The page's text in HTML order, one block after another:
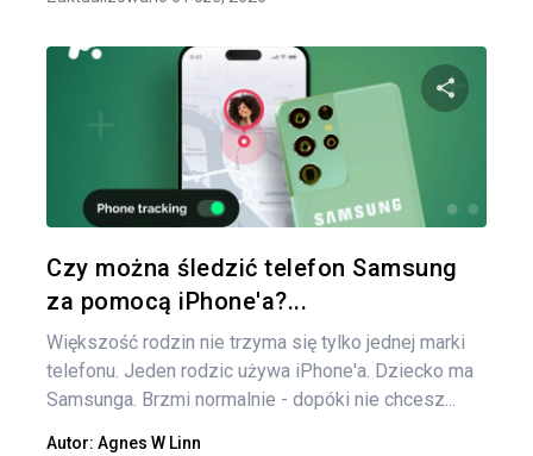
Czy można śledzić telefon Samsung
za pomocą iPhone'a?...
Większość rodzin nie trzyma się tylko jednej marki
telefonu. Jeden rodzic używa iPhone'a. Dziecko ma
Samsunga. Brzmi normalnie - dopóki nie chcesz...
Autor: Agnes W Linn